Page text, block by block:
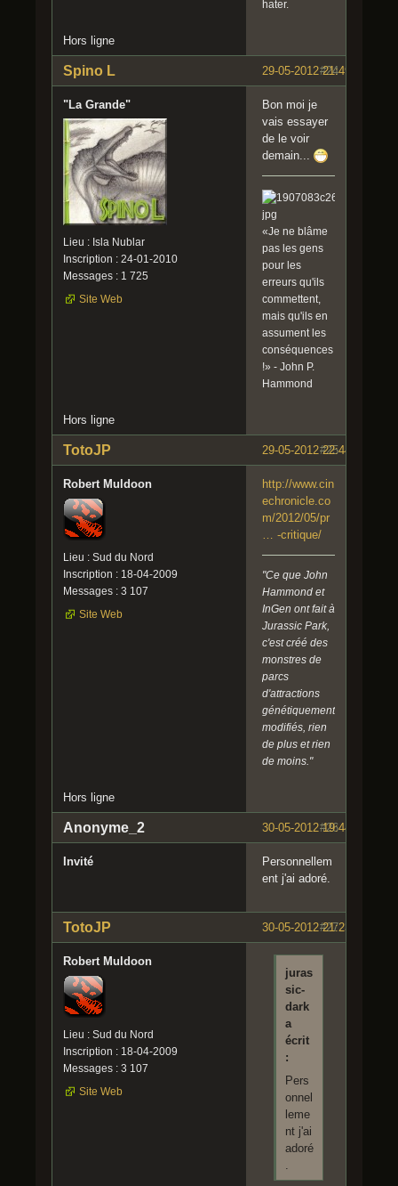
hater.
Hors ligne
#24
29-05-2012 21:49:14
Spino L
"La Grande"
Lieu : Isla Nublar
Inscription : 24-01-2010
Messages : 1 725
Site Web
Bon moi je
vais essayer
de le voir
demain...
«Je ne blâme
pas les gens
pour les
erreurs qu'ils
commettent,
mais qu'ils en
assument les
conséquences
!» - John P.
Hammond
Hors ligne
#25
29-05-2012 22:44:20
TotoJP
Robert Muldoon
Lieu : Sud du Nord
Inscription : 18-04-2009
Messages : 3 107
Site Web
http://www.cin
echronicle.co
m/2012/05/pr
… -critique/
"Ce que John
Hammond et
InGen ont fait à
Jurassic Park,
c'est créé des
monstres de
parcs
d'attractions
génétiquement
modifiés, rien
de plus et rien
de moins."
Hors ligne
#26
30-05-2012 19:44:38
Anonyme_2
Invité
Personnellem
ent j'ai adoré.
#27
30-05-2012 21:23:02
TotoJP
Robert Muldoon
Lieu : Sud du Nord
Inscription : 18-04-2009
Messages : 3 107
Site Web
juras
sic-
dark
a
écrit
:
Pers
onnel
leme
nt j'ai
adoré
.